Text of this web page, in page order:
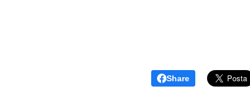
Share